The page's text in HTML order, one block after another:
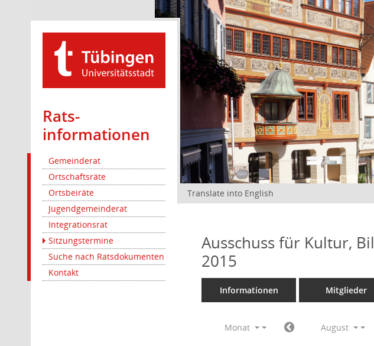
Rats­
informationen
Gemeinderat
Ortschaftsräte
Ortsbeiräte
Jugendgemeinderat
Integrationsrat
Sitzungstermine
Suche nach Ratsdokumenten
Kontakt
Translate into English
Ausschuss für Kultur,
2015
Informationen Mitglieder
Monat August